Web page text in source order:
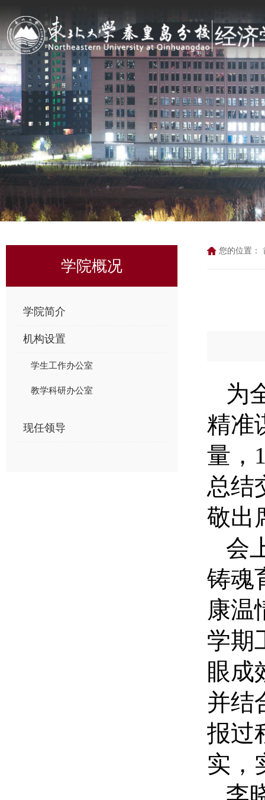
学院概况
学院简介
机构设置
学生工作办公室
教学科研办公室
现任领导
您的位置：
为
精准
量，
总结
敬出
会
铸魂
康温
学期
眼成
并结
报过
实，